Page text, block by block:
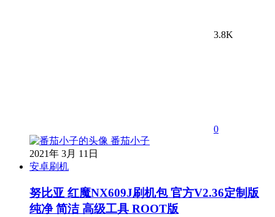
3.8K
0
番茄小子
2021年 3月 11日
安卓刷机
努比亚 红魔NX609J刷机包 官方V2.36定制版
纯净 简洁 高级工具 ROOT版